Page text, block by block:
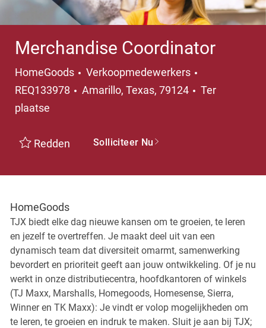
Merchandise Coordinator
HomeGoods Categorie
Verkoopmedewerkers
REQ133978
Plaats
Amarillo, Texas, 79124
Ter
plaatse
Redden Solliciteer Nu
HomeGoods
TJX biedt elke dag nieuwe kansen om te groeien, te leren
en jezelf te overtreffen. Je maakt deel uit van een
dynamisch team dat diversiteit omarmt, samenwerking
bevordert en prioriteit geeft aan jouw ontwikkeling. Of je nu
werkt in onze distributiecentra, hoofdkantoren of winkels
(TJ Maxx, Marshalls, Homegoods, Homesense, Sierra,
Winner en TK Maxx): Je vindt er volop mogelijkheden om
te leren, te groeien en indruk te maken. Sluit je aan bij TJX;